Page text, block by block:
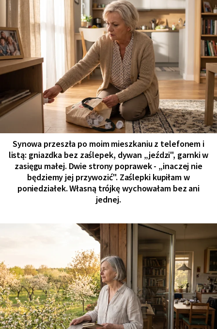
Synowa przeszła po moim mieszkaniu z telefonem i
listą: gniazdka bez zaślepek, dywan „jeździ", garnki w
zasięgu małej. Dwie strony poprawek - „inaczej nie
będziemy jej przywozić". Zaślepki kupiłam w
poniedziałek. Własną trójkę wychowałam bez ani
jednej.